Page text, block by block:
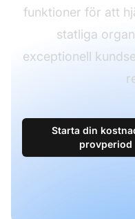
funktioner för att
statliga
exceptionell
Starta din
provperiod